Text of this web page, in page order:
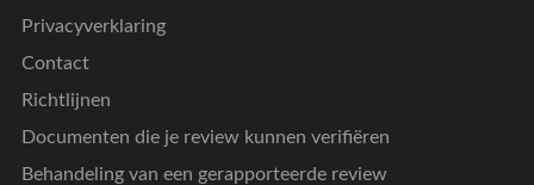
Privacyverklaring
Contact
Richtlijnen
Documenten die je review kunnen verifiëren
Behandeling van een gerapporteerde review